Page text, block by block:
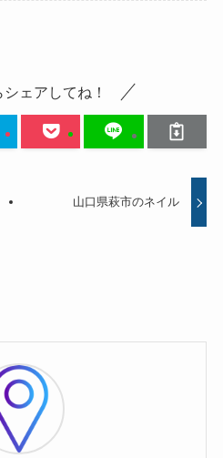
ェアしてね！
山口県萩市のネイル